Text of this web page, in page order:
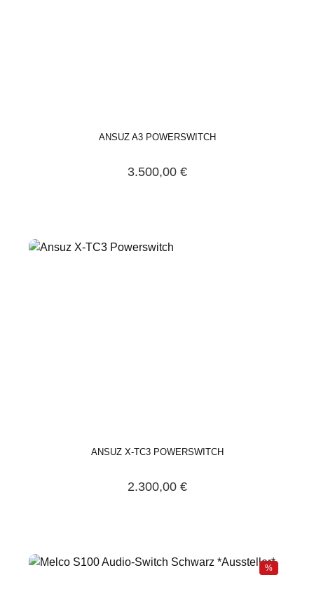
ANSUZ A3 POWERSWITCH
3.500,00 €
ANSUZ X-TC3 POWERSWITCH
2.300,00 €
%